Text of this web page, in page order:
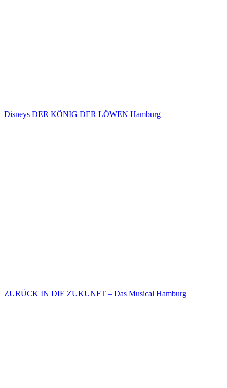
Disneys DER KÖNIG DER LÖWEN Hamburg
ZURÜCK IN DIE ZUKUNFT – Das Musical Hamburg